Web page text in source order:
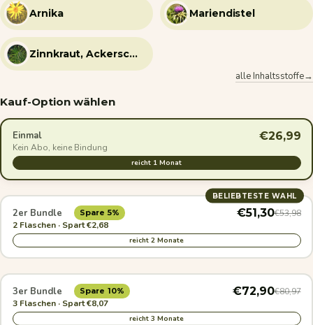
Arnika Mariendistel
Zinnkraut, Ackerschachtelhalm
alle Inhaltsstoffe→
Kauf-Option wählen
Einmal €26,99
Kein Abo, keine Bindung
reicht 1 Monat
BELIEBTESTE WAHL
2er Bundle Spare 5% €51,30€53,98
2 Flaschen · Spart €2,68
reicht 2 Monate
3er Bundle Spare 10% €72,90€80,97
3 Flaschen · Spart €8,07
reicht 3 Monate